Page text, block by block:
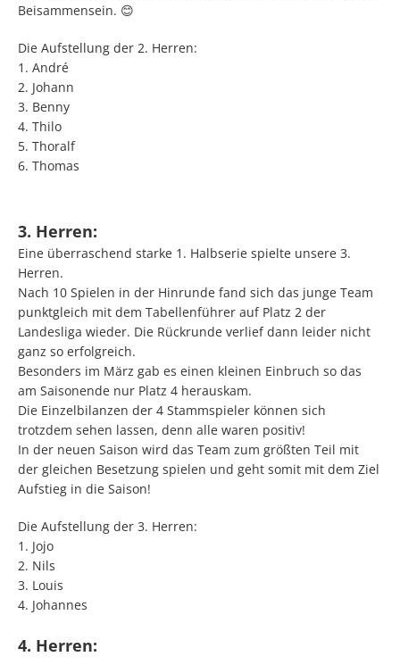
Beisammensein. 😊
Die Aufstellung der 2. Herren:
1. André
2. Johann
3. Benny
4. Thilo
5. Thoralf
6. Thomas
3. Herren:
Eine überraschend starke 1. Halbserie spielte unsere 3.
Herren.
Nach 10 Spielen in der Hinrunde fand sich das junge Team
punktgleich mit dem Tabellenführer auf Platz 2 der
Landesliga wieder. Die Rückrunde verlief dann leider nicht
ganz so erfolgreich.
Besonders im März gab es einen kleinen Einbruch so das
am Saisonende nur Platz 4 herauskam.
Die Einzelbilanzen der 4 Stammspieler können sich
trotzdem sehen lassen, denn alle waren positiv!
In der neuen Saison wird das Team zum größten Teil mit
der gleichen Besetzung spielen und geht somit mit dem Ziel
Aufstieg in die Saison!
Die Aufstellung der 3. Herren:
1. Jojo
2. Nils
3. Louis
4. Johannes
4. Herren: